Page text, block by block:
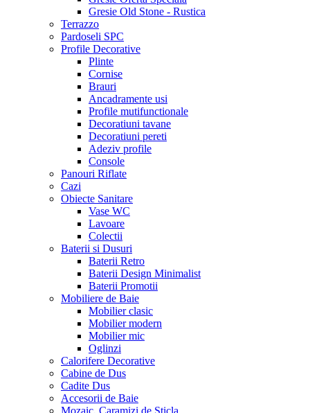
Gresie Old Stone - Rustica
Terrazzo
Pardoseli SPC
Profile Decorative
Plinte
Cornise
Brauri
Ancadramente usi
Profile mutifunctionale
Decoratiuni tavane
Decoratiuni pereti
Adeziv profile
Console
Panouri Riflate
Cazi
Obiecte Sanitare
Vase WC
Lavoare
Colectii
Baterii si Dusuri
Baterii Retro
Baterii Design Minimalist
Baterii Promotii
Mobiliere de Baie
Mobilier clasic
Mobilier modern
Mobilier mic
Oglinzi
Calorifere Decorative
Cabine de Dus
Cadite Dus
Accesorii de Baie
Mozaic, Caramizi de Sticla